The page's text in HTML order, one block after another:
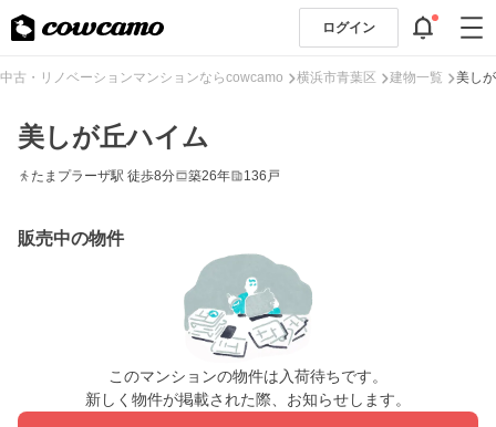
ログイン
中古・リノベーションマンションならcowcamo 横浜市青葉区 建物一覧 美し
美しが丘ハイム
たまプラーザ駅 徒歩8分 築26年 136戸
販売中の物件
このマンションの物件は入荷待ちです。
新しく物件が掲載された際、お知らせします。